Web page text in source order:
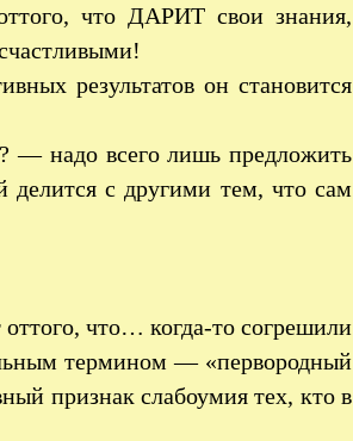
что ДАРИТ свои знания,
результатов он становится
— надо всего лишь предложить
с другими тем, что сам
что… когда-то согрешили
термином — «первородный
признак слабоумия тех, кто в